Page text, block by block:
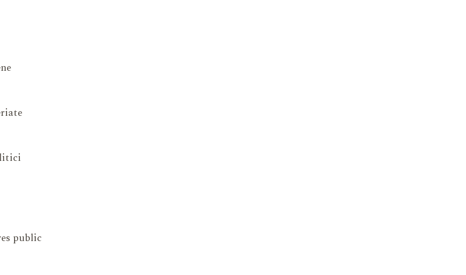
public